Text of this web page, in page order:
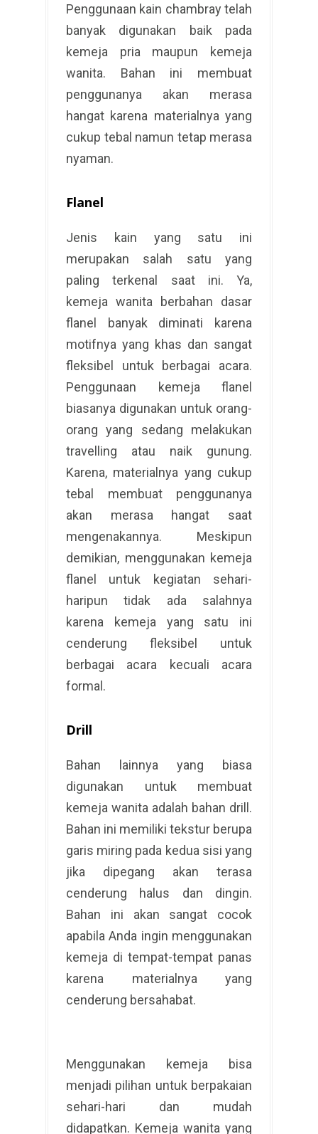
Penggunaan kain chambray telah
banyak digunakan baik pada
kemeja pria maupun kemeja
wanita. Bahan ini membuat
penggunanya akan merasa
hangat karena materialnya yang
cukup tebal namun tetap merasa
nyaman.
Flanel
Jenis kain yang satu ini
merupakan salah satu yang
paling terkenal saat ini. Ya,
kemeja wanita berbahan dasar
flanel banyak diminati karena
motifnya yang khas dan sangat
fleksibel untuk berbagai acara.
Penggunaan kemeja flanel
biasanya digunakan untuk orang-
orang yang sedang melakukan
travelling atau naik gunung.
Karena, materialnya yang cukup
tebal membuat penggunanya
akan merasa hangat saat
mengenakannya. Meskipun
demikian, menggunakan kemeja
flanel untuk kegiatan sehari-
haripun tidak ada salahnya
karena kemeja yang satu ini
cenderung fleksibel untuk
berbagai acara kecuali acara
formal.
Drill
Bahan lainnya yang biasa
digunakan untuk membuat
kemeja wanita adalah bahan drill.
Bahan ini memiliki tekstur berupa
garis miring pada kedua sisi yang
jika dipegang akan terasa
cenderung halus dan dingin.
Bahan ini akan sangat cocok
apabila Anda ingin menggunakan
kemeja di tempat-tempat panas
karena materialnya yang
cenderung bersahabat.
Menggunakan kemeja bisa
menjadi pilihan untuk berpakaian
sehari-hari dan mudah
didapatkan. Kemeja wanita yang